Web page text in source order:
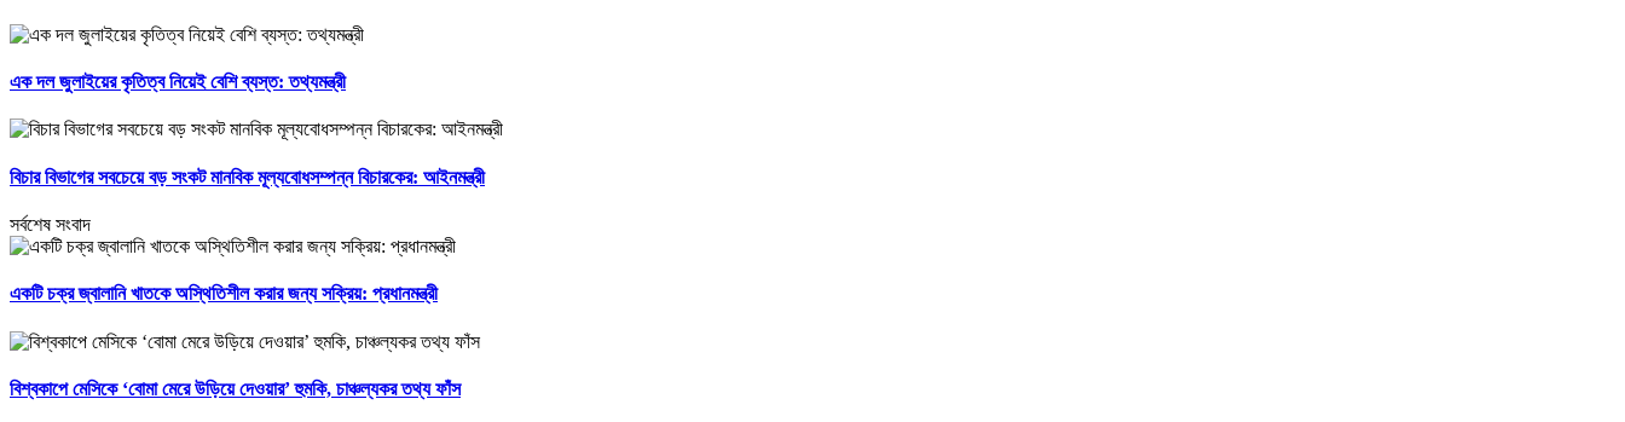
এক দল জুলাইয়ের কৃতিত্ব নিয়েই বেশি ব্যস্ত: তথ্যমন্ত্রী
বিচার বিভাগের সবচেয়ে বড় সংকট মানবিক মূল্যবোধসম্পন্ন বিচারকের: আইনমন্ত্রী
সর্বশেষ সংবাদ
একটি চক্র জ্বালানি খাতকে অস্থিতিশীল করার জন্য সক্রিয়: প্রধানমন্ত্রী
বিশ্বকাপে মেসিকে ‘বোমা মেরে উড়িয়ে দেওয়ার’ হুমকি, চাঞ্চল্যকর তথ্য ফাঁস